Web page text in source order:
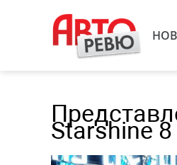
Starshine 8